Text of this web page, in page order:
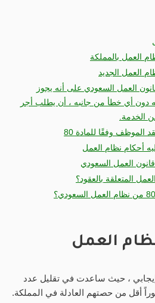
80 من قانون العمل السعودي على أنه يجوز
دون أي خطأ من جانبه ، أن يطلب أجر
الخدمة.
الموظف وفقًا للمادة 80
أحكام نظام العمل
المتعلقة بالعقود؟
إيجابي ، حيث ساعدت في تقليل عدد
أقل من حصتهم العادلة في المملكة.